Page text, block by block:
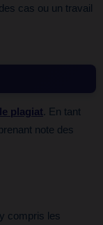
cas ou un travail
plagiat. En tant
note des
compris les